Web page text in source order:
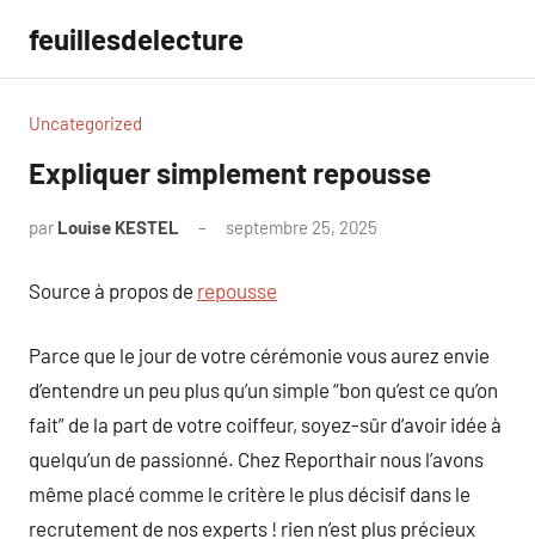
contenu
feuillesdelecture
Uncategorized
Expliquer simplement repousse
par Louise KESTEL septembre 25, 2025
Source à propos de repousse
Parce que le jour de votre cérémonie vous aurez envie
d’entendre un peu plus qu’un simple “bon qu’est ce qu’on
fait” de la part de votre coiffeur, soyez-sûr d’avoir idée à
quelqu’un de passionné. Chez Reporthair nous l’avons
même placé comme le critère le plus décisif dans le
recrutement de nos experts ! rien n’est plus précieux